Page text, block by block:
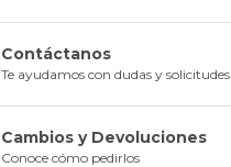
Contáctanos
Te ayudamos con dudas y solicitudes
Cambios y Devoluciones
Conoce cómo pedirlos